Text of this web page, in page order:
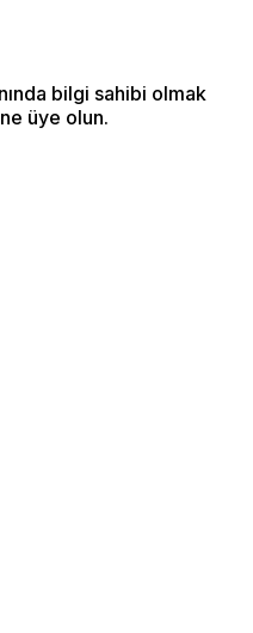
bilgi sahibi olmak
üye olun.